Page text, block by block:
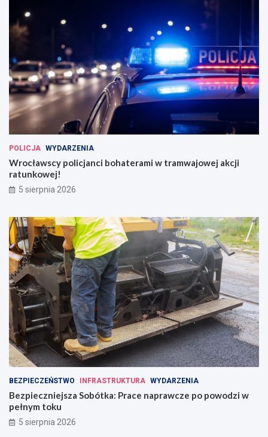
POLICJA WYDARZENIA
Wrocławscy policjanci bohaterami w tramwajowej akcji
ratunkowej!
5 sierpnia 2026
BEZPIECZEŃSTWO INFRASTRUKTURA WYDARZENIA
Bezpieczniejsza Sobótka: Prace naprawcze po powodzi w
pełnym toku
5 sierpnia 2026